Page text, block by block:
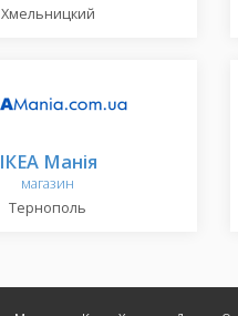
Хмельницкий
ІКЕА Манія
магазин
Тернополь